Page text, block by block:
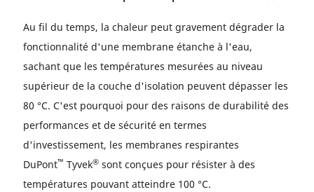
Au fil du temps, la chaleur peut gravement dégrader la
fonctionnalité d'une membrane étanche à l'eau,
sachant que les températures mesurées au niveau
supérieur de la couche d'isolation peuvent dépasser les
80 °C. C'est pourquoi pour des raisons de durabilité des
performances et de sécurité en termes
d'investissement, les membranes respirantes
DuPont™ Tyvek® sont conçues pour résister à des
températures pouvant atteindre 100 °C.